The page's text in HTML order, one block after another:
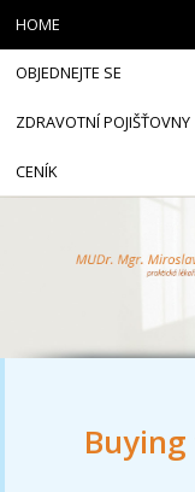
HOME
OBJEDNEJTE SE
ZDRAVOTNÍ POJIŠŤOVNY
CENÍK